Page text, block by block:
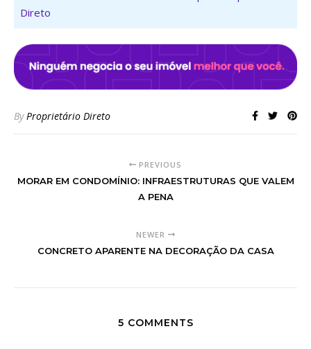
Direto
By Proprietário Direto
PREVIOUS
MORAR EM CONDOMÍNIO: INFRAESTRUTURAS QUE VALEM
A PENA
NEWER
CONCRETO APARENTE NA DECORAÇÃO DA CASA
5 COMMENTS